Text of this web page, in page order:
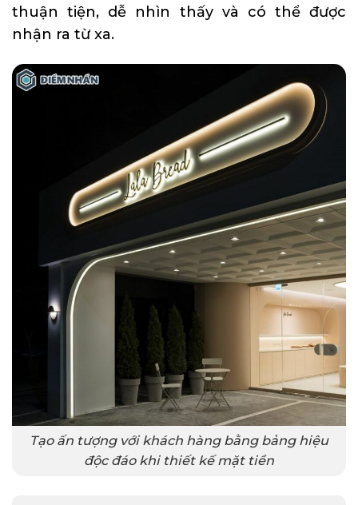
thuận tiện, dễ nhìn thấy và có thể được
nhận ra từ xa.
Tạo ấn tượng với khách hàng bằng bảng hiệu
độc đáo khi thiết kế mặt tiền